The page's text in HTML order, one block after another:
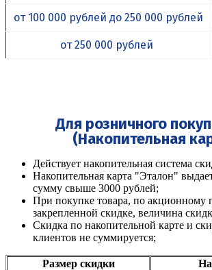
от 100 000 рублей до 250 000 рублей
от 250 000 рублей
Для розничного
(Накопительная
Действует накопительная система
Накопительная карта "Эталон"
сумму свыше 3000 рублей;
При покупке товара, по акционному
закрепленной скидке, величина
Скидка по накопительной карте и
клиентов не суммируется;
Размер скидки